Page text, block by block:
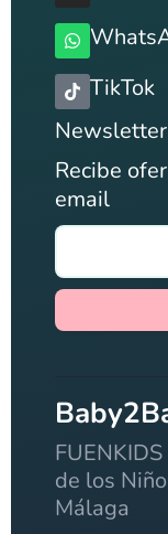
TikTok
Newsletter
Recibe
email
de los
Málaga